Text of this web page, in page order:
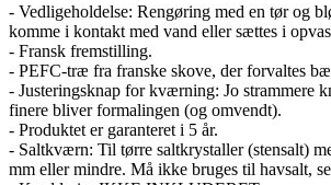
- Vedligeholdelse: Rengøring med en tør og
komme i kontakt med vand eller sættes i
- Fransk fremstilling.
- PEFC-træ fra franske skove, der forvaltes
- Justeringsknap for kværning: Jo strammere
finere bliver formalingen (og omvendt).
- Produktet er garanteret i 5 år.
- Saltkværn: Til tørre saltkrystaller (stensalt)
mm eller mindre. Må ikke bruges til havsalt,